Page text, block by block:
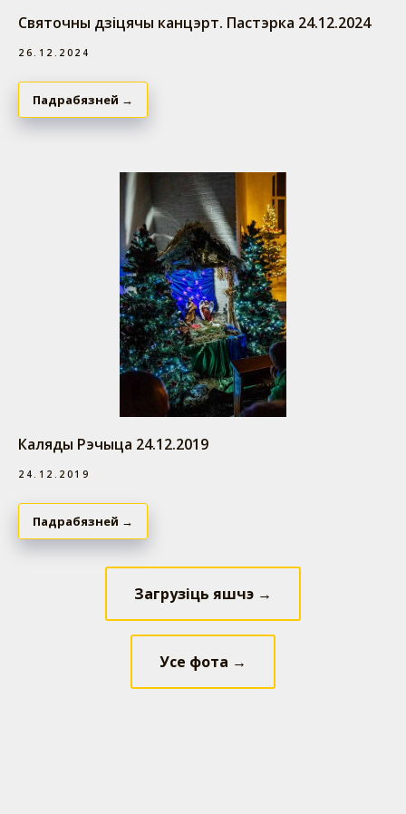
Святочны дзіцячы канцэрт. Пастэрка 24.12.2024
26.12.2024
Падрабязней →
Каляды Рэчыца 24.12.2019
24.12.2019
Падрабязней →
Загрузіць яшчэ →
Усе фота →